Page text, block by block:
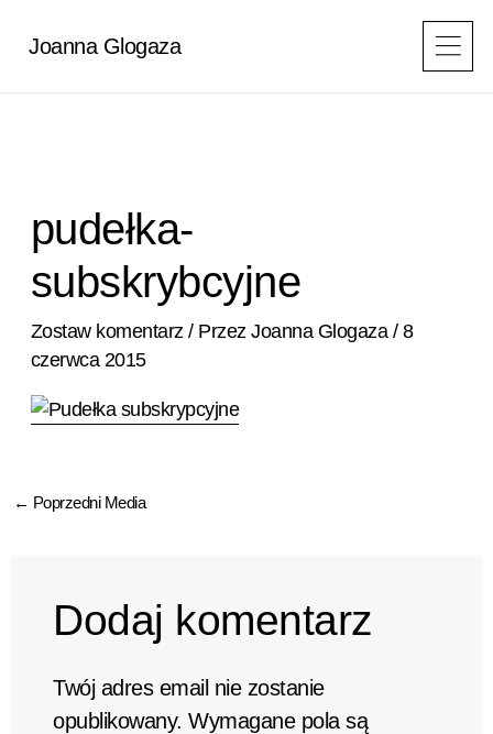
Joanna Glogaza
pudełka-
subskrybcyjne
Zostaw komentarz / PrzezJoanna Glogaza / 8
czerwca 2015
← Poprzedni Media
Dodaj komentarz
Twój adres email nie zostanie
opublikowany. Wymagane pola są